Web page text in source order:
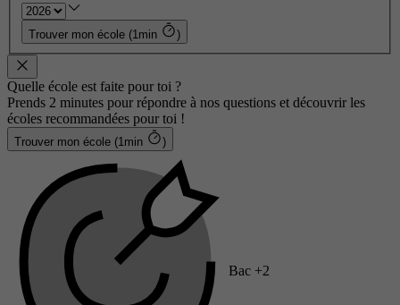
Trouver mon école (1min )
Quelle école est faite pour toi ?
Prends 2 minutes pour répondre à nos questions et découvrir les
écoles recommandées pour toi !
Trouver mon école (1min )
Bac +2